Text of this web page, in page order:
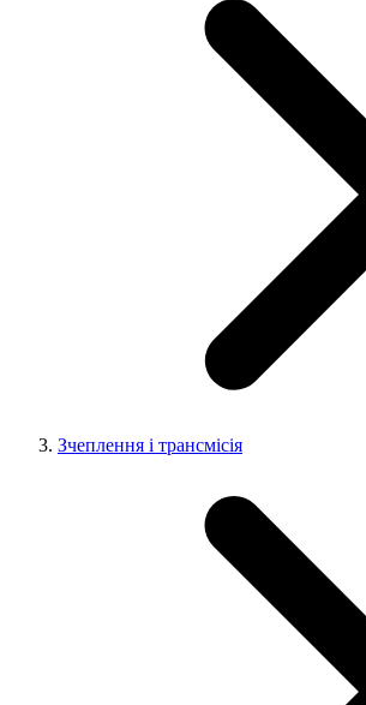
Зчеплення і трансмісія